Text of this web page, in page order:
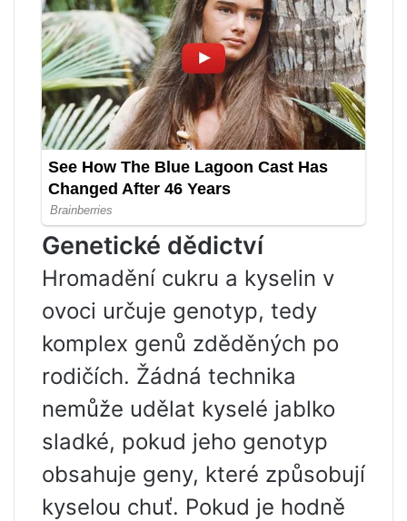
Genetické dědictví
Hromadění cukru a kyselin v
ovoci určuje genotyp, tedy
komplex genů zděděných po
rodičích. Žádná technika
nemůže udělat kyselé jablko
sladké, pokud jeho genotyp
obsahuje geny, které způsobují
kyselou chuť. Pokud je hodně